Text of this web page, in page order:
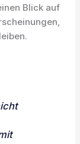
Blick auf